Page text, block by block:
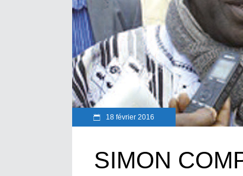
18 février 2016
SIMON